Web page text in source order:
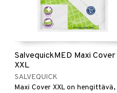
SalvequickMED Maxi Cover
XXL
SALVEQUICK